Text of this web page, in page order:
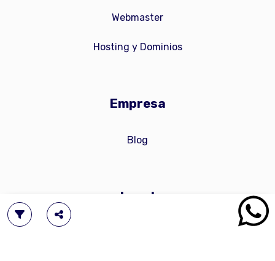
Webmaster
Hosting y Dominios
Empresa
Blog
Legal